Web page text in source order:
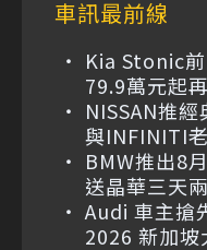
車訊最前線
Kia Stonic
79.9萬元起
NISSAN推
與INFINITI
BMW推出8
送晶華三天
Audi 車主搶
2026 新加